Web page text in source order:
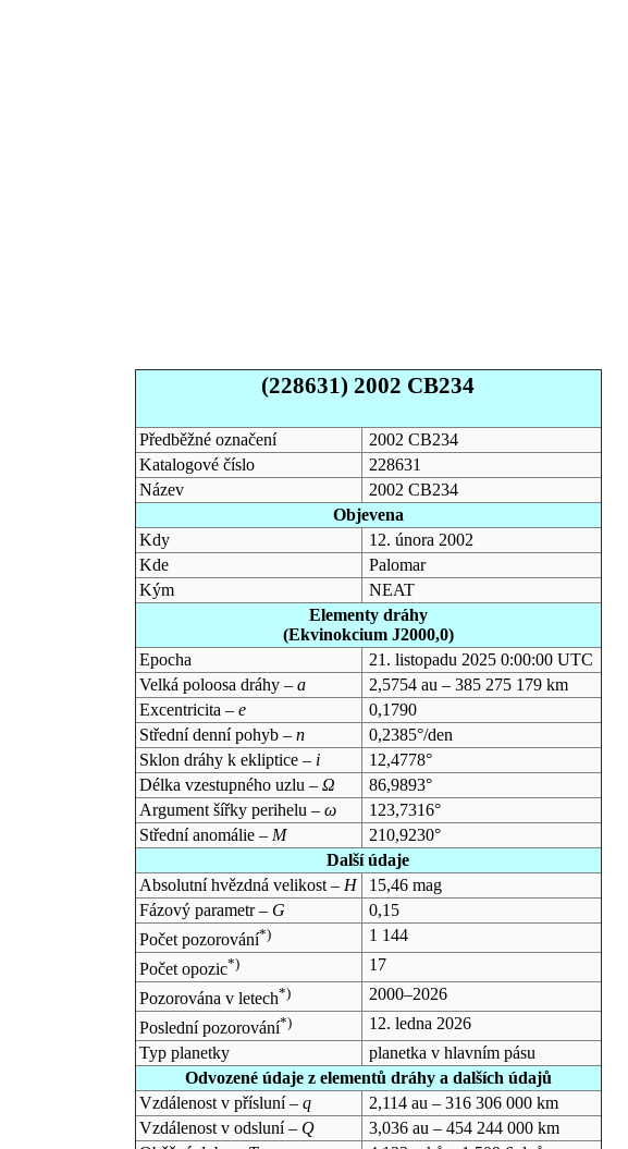
(228631) 2002 CB234
Předběžné označení
2002 CB234
Katalogové číslo
228631
Název
2002 CB234
Objevena
Kdy
12. února 2002
Kde
Palomar
Kým
NEAT
Elementy dráhy
(Ekvinokcium J2000,0)
Epocha
21. listopadu 2025 0:00:00 UTC
Velká poloosa dráhy – a
2,5754 au – 385 275 179 km
Excentricita – e
0,1790
Střední denní pohyb – n
0,2385°/den
Sklon dráhy k ekliptice – i
12,4778°
Délka vzestupného uzlu – Ω
86,9893°
Argument šířky perihelu – ω
123,7316°
Střední anomálie – M
210,9230°
Další údaje
Absolutní hvězdná velikost – H
15,46 mag
Fázový parametr – G
0,15
Počet pozorování*)
1 144
Počet opozic*)
17
Pozorována v letech*)
2000–2026
Poslední pozorování*)
12. ledna 2026
Typ planetky
planetka v hlavním pásu
Odvozené údaje z elementů dráhy a dalších údajů
Vzdálenost v přísluní – q
2,114 au – 316 306 000 km
Vzdálenost v odsluní – Q
3,036 au – 454 244 000 km